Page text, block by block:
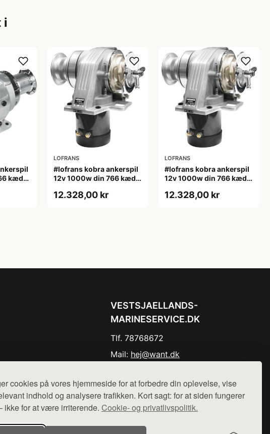
cookies på vores hjemmeside for at forbedre din oplevelse, vise
indhold og analysere trafikken. Kort sagt: for at siden fungerer
ikke for at være irriterende. Cookie- og privatlivspolitik.
i
kæde
LOFRANS
#lofrans kobra ankerspil
12v 1000w din 766 kæde
12.328,00 kr
LOFRANS
#lofrans kobra ankerspil
12v 1000w din 766 kæde
12.328,00 kr
VESTSJAELLANDS-
MARINESERVICE.DK
Tlf. 78768672
Mail: hej@want.dk
Der sælges ikke varer fra denne side - vi henviser til de shops,